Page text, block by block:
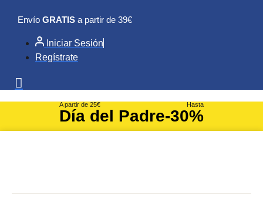
contenido
Envío GRATIS a partir de 39€
Iniciar Sesión
Regístrate
A partir de 25€
Día del Padre
Hasta
-30%